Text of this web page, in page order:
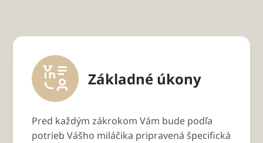
Základné úkony
Pred každým zákrokom Vám bude podľa
potrieb Vášho miláčika pripravená špecifická